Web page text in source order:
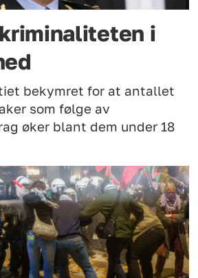
i
bekymret for at antallet
som følge av
øker blant dem under 18